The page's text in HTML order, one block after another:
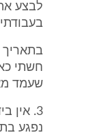
לבצע
בעבודתי
חשתי
שעמד
3. אין
נפגע